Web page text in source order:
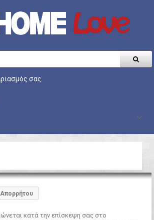
σας
Απορρήτου
κατά την επίσκεψη σας στο